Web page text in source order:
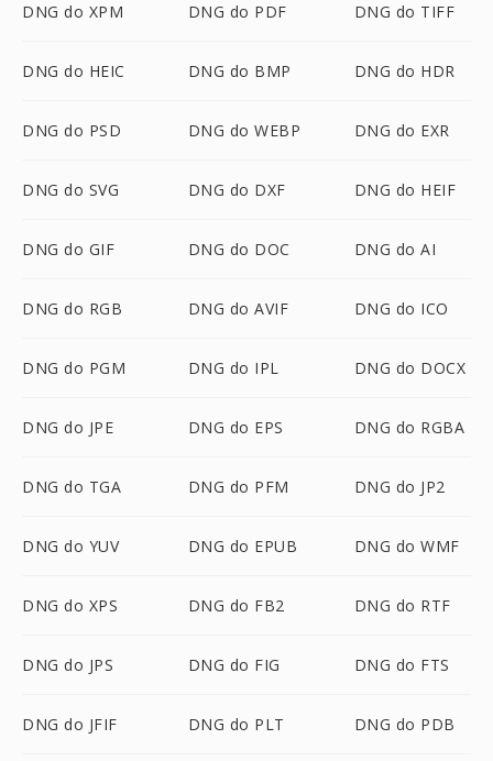
DNG do XPM DNG do PDF DNG do TIFF
DNG do HEIC DNG do BMP DNG do HDR
DNG do PSD DNG do WEBP DNG do EXR
DNG do SVG DNG do DXF DNG do HEIF
DNG do GIF DNG do DOC DNG do AI
DNG do RGB DNG do AVIF DNG do ICO
DNG do PGM DNG do IPL DNG do DOCX
DNG do JPE DNG do EPS DNG do RGBA
DNG do TGA DNG do PFM DNG do JP2
DNG do YUV DNG do EPUB DNG do WMF
DNG do XPS DNG do FB2 DNG do RTF
DNG do JPS DNG do FIG DNG do FTS
DNG do JFIF DNG do PLT DNG do PDB